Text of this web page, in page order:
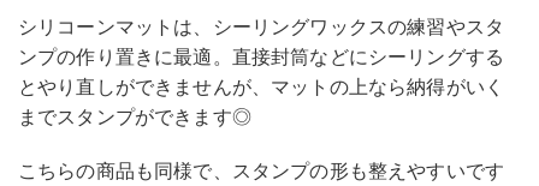
シリコーンマットは、シーリングワックスの練習やスタ
ンプの作り置きに最適。直接封筒などにシーリングする
とやり直しができませんが、マットの上なら納得がいく
までスタンプができます◎
こちらの商品も同様で、スタンプの形も整えやすいです